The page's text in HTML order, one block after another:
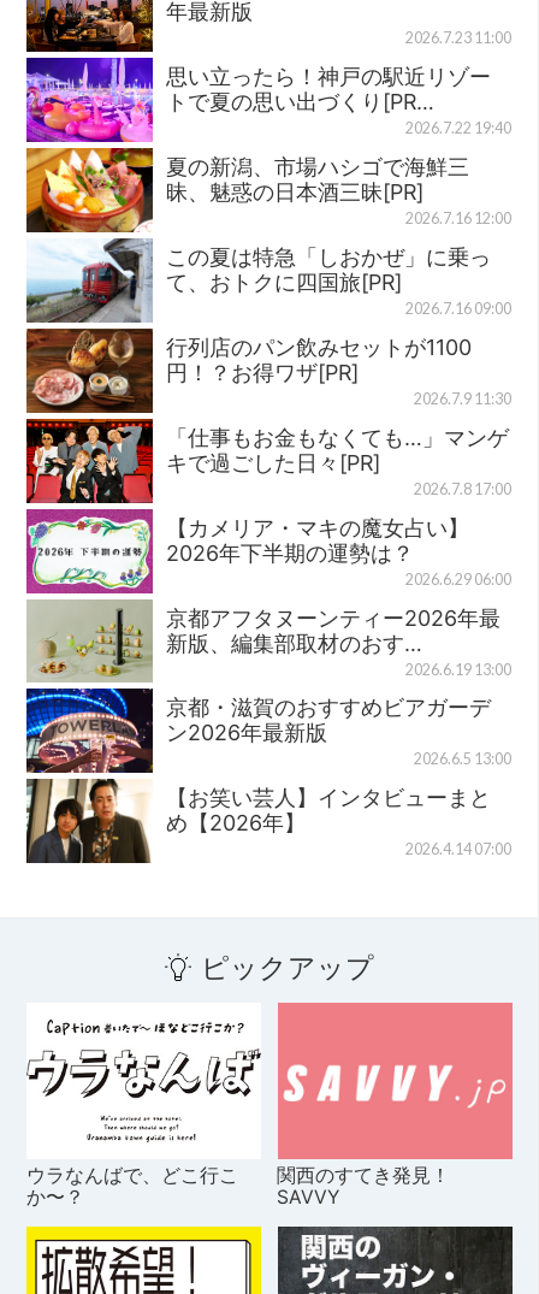
年最新版
2026.7.23 11:00
思い立ったら！神戸の駅近リゾー
トで夏の思い出づくり[PR…
2026.7.22 19:40
夏の新潟、市場ハシゴで海鮮三
昧、魅惑の日本酒三昧[PR]
2026.7.16 12:00
この夏は特急「しおかぜ」に乗っ
て、おトクに四国旅[PR]
2026.7.16 09:00
行列店のパン飲みセットが1100
円！？お得ワザ[PR]
2026.7.9 11:30
「仕事もお金もなくても…」マンゲ
キで過ごした日々[PR]
2026.7.8 17:00
【カメリア・マキの魔女占い】
2026年下半期の運勢は？
2026.6.29 06:00
京都アフタヌーンティー2026年最
新版、編集部取材のおす…
2026.6.19 13:00
京都・滋賀のおすすめビアガーデ
ン2026年最新版
2026.6.5 13:00
【お笑い芸人】インタビューまと
め【2026年】
2026.4.14 07:00
ピックアップ
ウラなんばで、どこ行こ
か〜？
関西のすてき発見！
SAVVY